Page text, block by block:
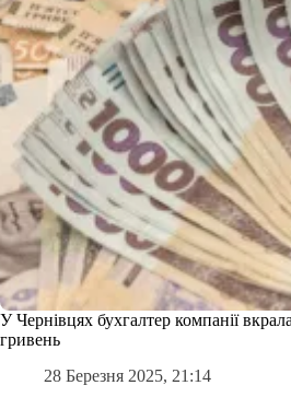
У Чернівцях бухгалтер компанії
гривень
28 Березня 2025, 21:14